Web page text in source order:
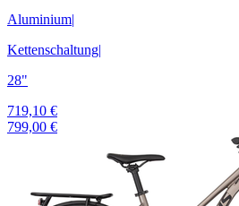
Aluminium|
Kettenschaltung|
28"
719,10 €
799,00 €